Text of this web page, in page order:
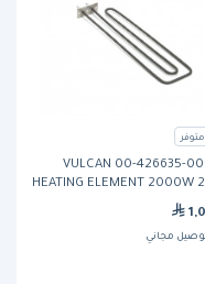
متوفر
VULCAN 00-426635-
HEATING ELEMENT 2000W
مجاني